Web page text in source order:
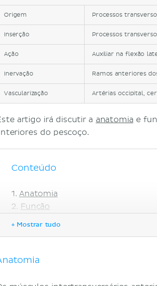
Origem Processos
Inserção Processos
Ação Auxiliar na flexão
Inervação Ramos anteriores
Vascularização Artérias occipital,
artigo irá discutir a anatomia e
do pescoço.
Conteúdo
Anatomia
Função
+ Mostrar tudo